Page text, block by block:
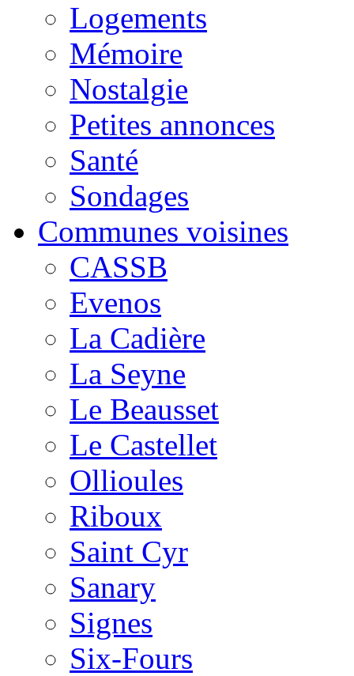
Logements
Mémoire
Nostalgie
Petites annonces
Santé
Sondages
Communes voisines
CASSB
Evenos
La Cadière
La Seyne
Le Beausset
Le Castellet
Ollioules
Riboux
Saint Cyr
Sanary
Signes
Six-Fours